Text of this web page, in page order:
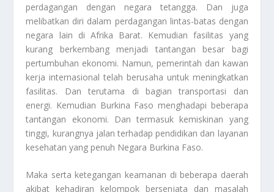
perdagangan dengan negara tetangga. Dan juga
melibatkan diri dalam perdagangan lintas-batas dengan
negara lain di Afrika Barat. Kemudian fasilitas yang
kurang berkembang menjadi tantangan besar bagi
pertumbuhan ekonomi. Namun, pemerintah dan kawan
kerja internasional telah berusaha untuk meningkatkan
fasilitas. Dan terutama di bagian transportasi dan
energi. Kemudian Burkina Faso menghadapi beberapa
tantangan ekonomi. Dan termasuk kemiskinan yang
tinggi, kurangnya jalan terhadap pendidikan dan layanan
kesehatan yang penuh Negara Burkina Faso.
Maka serta ketegangan keamanan di beberapa daerah
akibat kehadiran kelompok bersenjata dan masalah